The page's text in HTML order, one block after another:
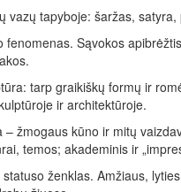
vazų tapyboje: šaržas, satyra,
fenomenas. Sąvokos
tarp graikiškų formų ir
ir architektūroje.
– žmogaus kūno ir mitų
temos; akademinis ir
ženklas. Amžiaus,